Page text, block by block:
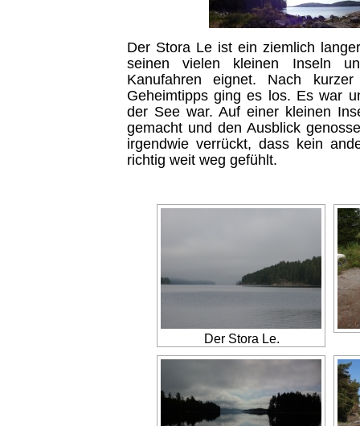
Der Stora Le ist ein ziemlich
seinen vielen kleinen Inseln
Kanufahren eignet. Nach
Geheimtipps ging es los. Es war
der See war. Auf einer kleinen
gemacht und den Ausblick
irgendwie verrückt, dass kein
richtig weit weg gefühlt.
Der Stora Le.